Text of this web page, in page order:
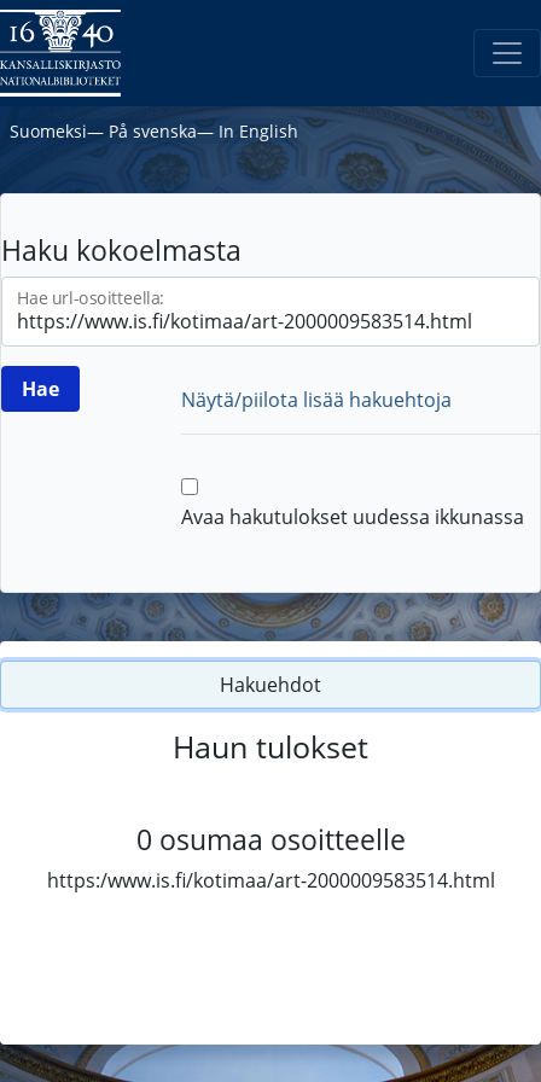
Suomeksi― På svenska― In English
Haku kokoelmasta
Hae url-osoitteella:
Näytä/piilota lisää hakuehtoja
Avaa hakutulokset uudessa ikkunassa
Hakuehdot
Haun tulokset
0 osumaa osoitteelle
https:/www.is.fi/kotimaa/art-2000009583514.html